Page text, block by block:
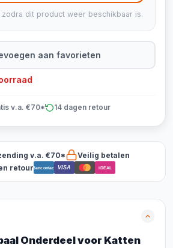
dit product weer beschikbaar is.
aan favorieten
v.a. €70* 14 dagen retour
v.a. €70*
Veilig betalen
retourBancontact VISA iDEAL
Onderdeel voor Katten